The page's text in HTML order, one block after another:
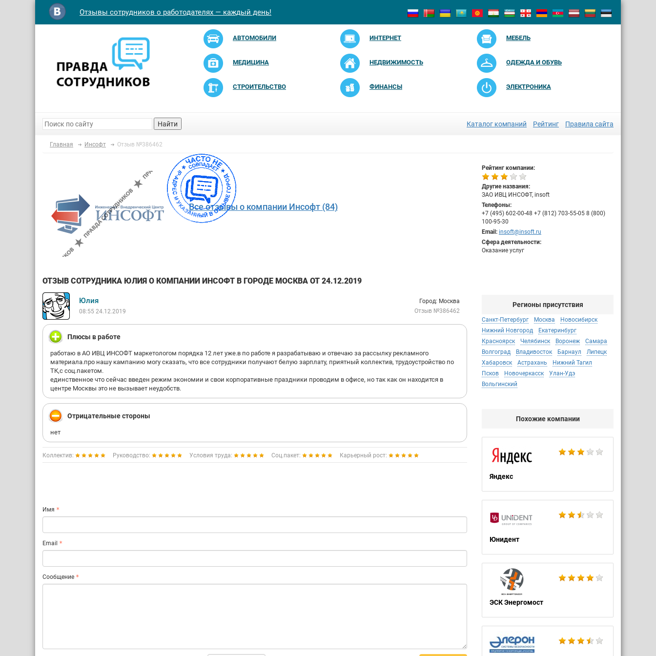
Отзывы сотрудников о работодателях — каждый день!
АВТОМОБИЛИ ИНТЕРНЕТ МЕБЕЛЬ
МЕДИЦИНА НЕДВИЖИМОСТЬ ОДЕЖДА И ОБУВЬ
СТРОИТЕЛЬСТВО ФИНАНСЫ ЭЛЕКТРОНИКА
Найти Каталог компаний Рейтинг Правила сайта
Главная Инсофт Отзыв №386462
Все отзывы о компании Инсофт (84)
Рейтинг компании:
Другие названия:
ЗАО ИВЦ ИНСОФТ, insoft
Телефоны:
+7 (495) 602-00-48 +7 (812) 703-55-05 8 (800)
100-95-30
Email: insoft@insoft.ru
Сфера деятельности:
Оказание услуг
ОТЗЫВ СОТРУДНИКА ЮЛИЯ О КОМПАНИИ ИНСОФТ В ГОРОДЕ МОСКВА ОТ 24.12.2019
Юлия
08:55 24.12.2019
Город: Москва
Отзыв №386462
Плюсы в работе
работаю в АО ИВЦ ИНСОФТ маркетологом порядка 12 лет уже.в по работе я разрабатываю и отвечаю за рассылку рекламного
материала.про нашу кампанию могу сказать, что все сотрудники получают белую зарплату, приятный коллектив, трудоустройство по
ТК,с соц.пакетом.
единственное что сейчас введен режим экономии и свои корпоративные праздники проводим в офисе, но так как он находится в
центре Москвы это не вызывает неудобств.
Отрицательные стороны
нет
Коллектив: Руководство: Условия труда: Соц.пакет: Карьерный рост:
Имя
Email
Сообщение
Регионы присутствия
Санкт-Петербург Москва
Новосибирск
Нижний Новгород
Екатеринбург
Красноярск
Челябинск Воронеж
Самара
Волгоград
Владивосток Барнаул
Липецк
Хабаровск
Астрахань
Нижний Тагил
Псков
Новочеркасск
Улан-Удэ
Вольгинский
Похожие компании
Яндекс
Юнидент
ЭСК Энергомост